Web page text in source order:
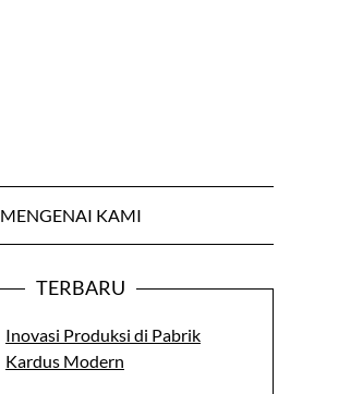
MENGENAI KAMI
TERBARU
Inovasi Produksi di Pabrik
Kardus Modern